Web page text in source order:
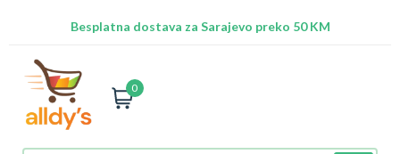
Besplatna dostava za Sarajevo preko 50 KM
0